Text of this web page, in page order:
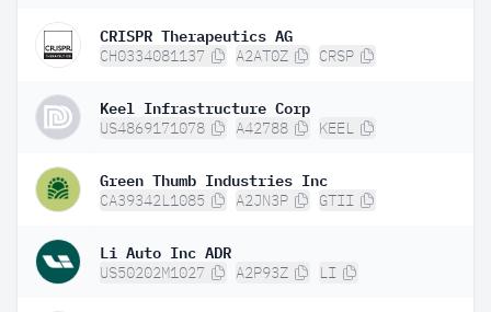
CRISPR Therapeutics AG
CH0334081137 A2AT0Z CRSP
Keel Infrastructure Corp
US4869171078 A42788 KEEL
Green Thumb Industries Inc
CA39342L1085 A2JN3P GTII
Li Auto Inc ADR
US50202M1027 A2P93Z LI